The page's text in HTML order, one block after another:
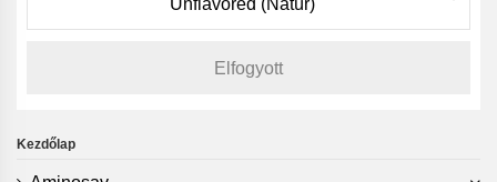
Elfogyott
Kezdőlap